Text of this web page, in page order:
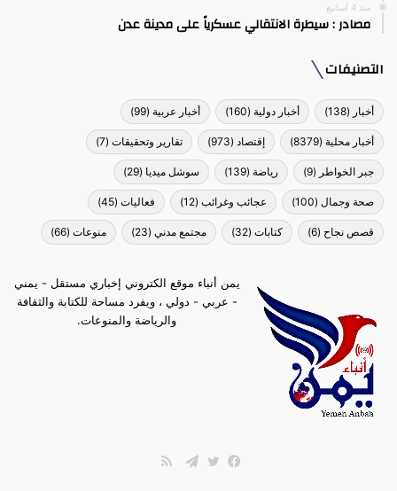
منذ 4 أسابيع
مصادر : سيطرة الانتقالي عسكرياً على مدينة عدن
التصنيفات
أخبار (138) أخبار دولية (160) أخبار عربية (99)
أخبار محلية (8379) إقتصاد (973) تقارير وتحقيقات (7)
جبر الخواطر (9) رياضة (139) سوشل ميديا (29)
صحة وجمال (100) عجائب وغرائب (12) فعاليات (45)
قصص نجاح (6) كتابات (32) مجتمع مدني (23) منوعات (66)
يمن أنباء موقع الكتروني إخباري مستقل - يمني
- عربي - دولي ، ويفرد مساحة للكتابة والثقافة
والرياضة والمنوعات.